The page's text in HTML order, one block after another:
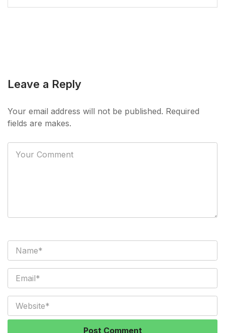
Leave a Reply
Your email address will not be published. Required
fields are makes.